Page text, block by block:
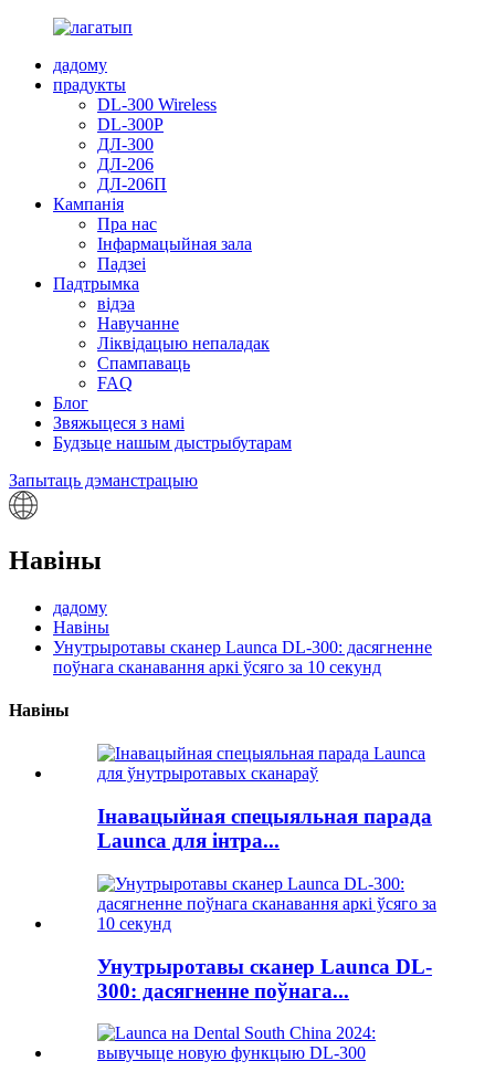
дадому
прадукты
DL-300 Wireless
DL-300P
ДЛ-300
ДЛ-206
ДЛ-206П
Кампанія
Пра нас
Інфармацыйная зала
Падзеі
Падтрымка
відэа
Навучанне
Ліквідацыю непаладак
Спампаваць
FAQ
Блог
Звяжыцеся з намі
Будзьце нашым дыстрыбутарам
Запытаць дэманстрацыю
Навіны
дадому
Навіны
Унутрыротавы сканер Launca DL-300: дасягненне
поўнага сканавання аркі ўсяго за 10 секунд
Навіны
Інавацыйная спецыяльная парада
Launca для інтра...
Унутрыротавы сканер Launca DL-
300: дасягненне поўнага...